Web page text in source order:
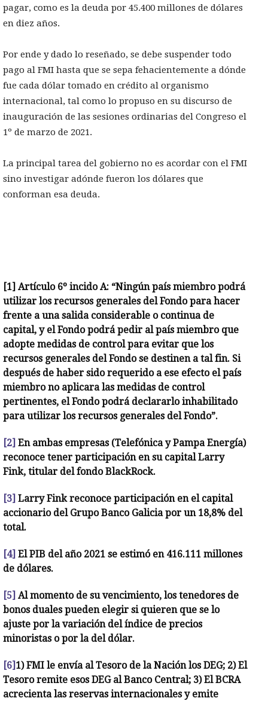
pagar, como es la deuda por 45.400 millones de dólares
en diez años.
Por ende y dado lo reseñado, se debe suspender todo
pago al FMI hasta que se sepa fehacientemente a dónde
fue cada dólar tomado en crédito al organismo
internacional, tal como lo propuso en su discurso de
inauguración de las sesiones ordinarias del Congreso el
1º de marzo de 2021.
La principal tarea del gobierno no es acordar con el FMI
sino investigar adónde fueron los dólares que
conforman esa deuda.
[1] Artículo 6º incido A: “Ningún país miembro podrá
utilizar los recursos generales del Fondo para hacer
frente a una salida considerable o continua de
capital, y el Fondo podrá pedir al país miembro que
adopte medidas de control para evitar que los
recursos generales del Fondo se destinen a tal fin. Si
después de haber sido requerido a ese efecto el país
miembro no aplicara las medidas de control
pertinentes, el Fondo podrá declararlo inhabilitado
para utilizar los recursos generales del Fondo”.
[2] En ambas empresas (Telefónica y Pampa Energía)
reconoce tener participación en su capital Larry
Fink, titular del fondo BlackRock.
[3] Larry Fink reconoce participación en el capital
accionario del Grupo Banco Galicia por un 18,8% del
total.
[4] El PIB del año 2021 se estimó en 416.111 millones
de dólares.
[5] Al momento de su vencimiento, los tenedores de
bonos duales pueden elegir si quieren que se lo
ajuste por la variación del índice de precios
minoristas o por la del dólar.
[6] 1) FMI le envía al Tesoro de la Nación los DEG; 2) El
Tesoro remite esos DEG al Banco Central; 3) El BCRA
acrecienta las reservas internacionales y emite